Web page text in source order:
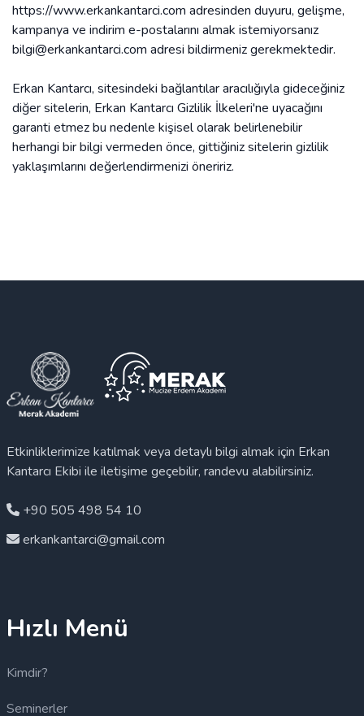
https://www.erkankantarci.com adresinden duyuru, gelişme,
kampanya ve indirim e-postalarını almak istemiyorsanız
bilgi@erkankantarci.com adresi bildirmeniz gerekmektedir.
Erkan Kantarcı, sitesindeki bağlantılar aracılığıyla gideceğiniz
diğer sitelerin, Erkan Kantarcı Gizlilik İlkeleri'ne uyacağını
garanti etmez bu nedenle kişisel olarak belirlenebilir
herhangi bir bilgi vermeden önce, gittiğiniz sitelerin gizlilik
yaklaşımlarını değerlendirmenizi öneririz.
Etkinliklerimize katılmak veya detaylı bilgi almak için Erkan
Kantarcı Ekibi ile iletişime geçebilir, randevu alabilirsiniz.
+90 505 498 54 10
erkankantarci@gmail.com
Hızlı Menü
Kimdir?
Seminerler